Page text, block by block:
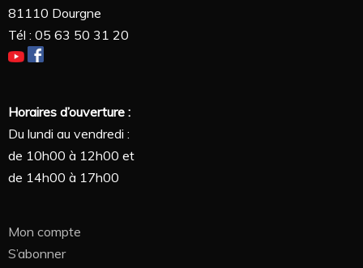
81110 Dourgne
Tél : 05 63 50 31 20
Horaires d’ouverture :
Du lundi au vendredi :
de 10h00 à 12h00 et
de 14h00 à 17h00
Mon compte
S’abonner